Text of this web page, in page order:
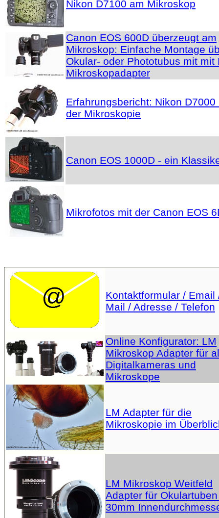
Nikon D7100 am Mikroskop
Canon EOS 600D überzeugt am
Mikroskop: Einfache Montage
Okular- oder Phototubus mit mit
Mikroskopadapter
Erfahrungsbericht: Nikon D7000
der Mikroskopie
Canon EOS 1000D - ein
Mikrofotos mit der Canon EOS
Kontaktformular / Email
Mail / Adresse / Telefon
Online Konfigurator: LM
Mikroskop Adapter für
Digitalkameras und
Mikroskope
LM Adapter für die
Mikroskopie im
LM Mikroskop Weitfeld
Adapter für
30mm